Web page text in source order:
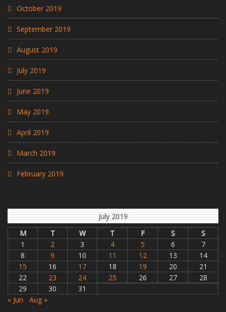
October 2019
September 2019
August 2019
July 2019
June 2019
May 2019
April 2019
March 2019
February 2019
July 2019
M
T W T F S
S
1
2 3 4 5 6
7
8
9 10 11 12 13
14
15
16 17 18 19 20
21
22
23 24 25 26 27
28
29
30
31
« Jun
Aug »